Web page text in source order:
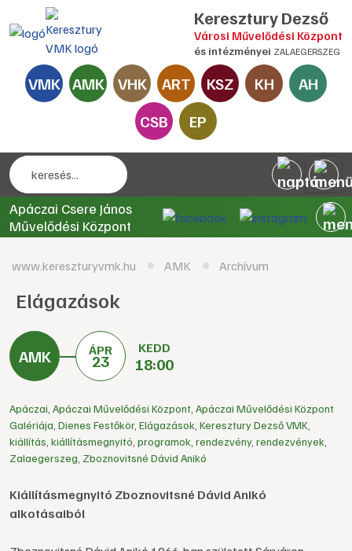
Keresztury Dezső
Városi Művelődési Központ
és intézményei ZALAEGERSZEG
VMK AMK VHK ART KSZ KH
AH
CSB
EP
Apáczai Csere János
Művelődési Központ
www.kereszturyvmk.hu AMK Archívum
Elágazások
ÁPR
23
KEDD
18:00
Apáczai Apáczai Művelődési Központ Apáczai Művelődési Központ
Galériája Dienes Festőkör, Elágazások Keresztury Dezső VMK
kiállítás kiállításmegnyitó programok rendezvény, rendezvények
Zalaegerszeg Zboznovitsné Dávid Anikó
Kiállításmegnyitó Zboznovitsné Dávid Anikó
alkotásaiból